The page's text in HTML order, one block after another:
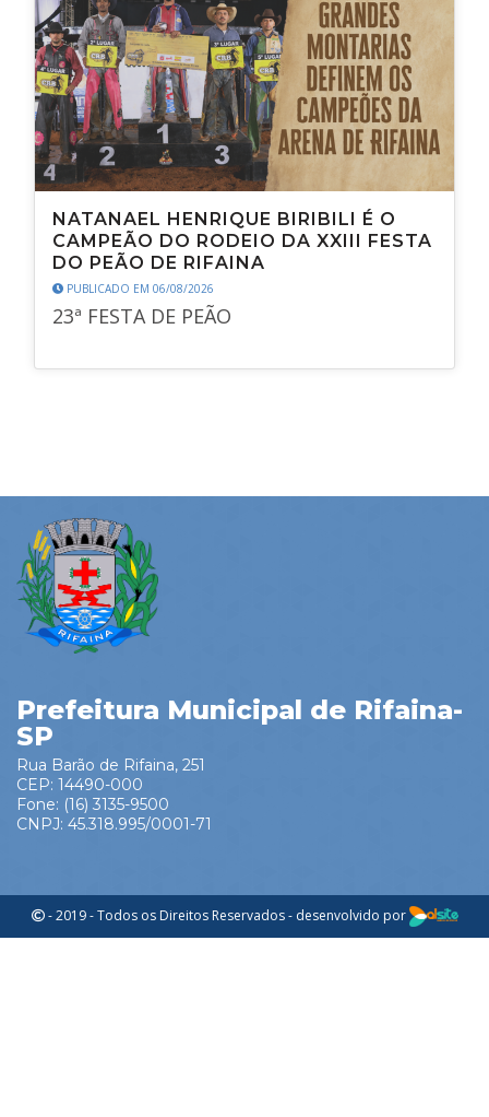
NATANAEL HENRIQUE BIRIBILI É O
CAMPEÃO DO RODEIO DA XXIII FESTA
DO PEÃO DE RIFAINA
PUBLICADO EM 06/08/2026
23ª FESTA DE PEÃO
Prefeitura Municipal de Rifaina-
SP
Rua Barão de Rifaina, 251
CEP: 14490-000
Fone: (16) 3135-9500
CNPJ: 45.318.995/0001-71
- 2019 - Todos os Direitos Reservados - desenvolvido por